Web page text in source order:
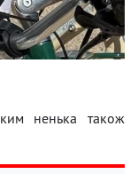
ненька також